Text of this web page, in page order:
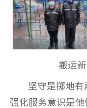
搬运
坚守是掷地有
强化服务意识是